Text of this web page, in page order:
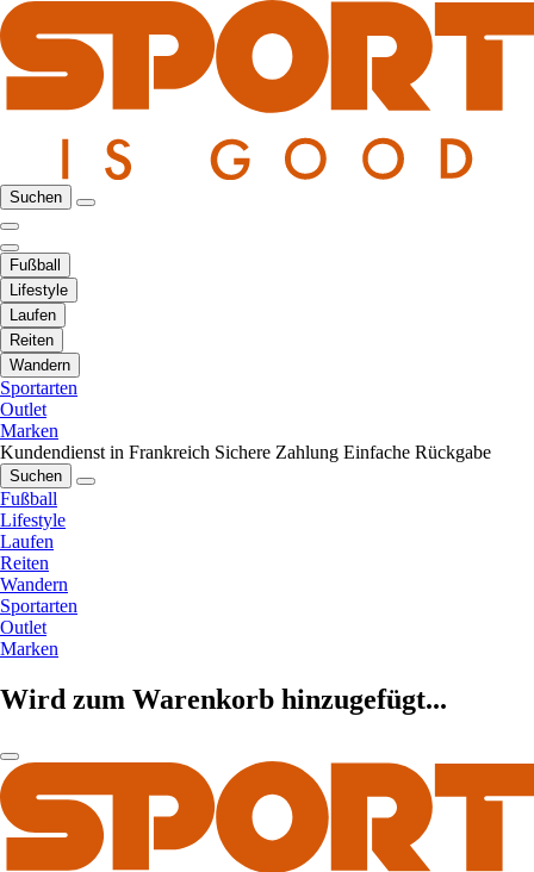
Suchen
Fußball
Lifestyle
Laufen
Reiten
Wandern
Sportarten
Outlet
Marken
Kundendienst in Frankreich Sichere Zahlung Einfache Rückgabe
Suchen
Fußball
Lifestyle
Laufen
Reiten
Wandern
Sportarten
Outlet
Marken
Wird zum Warenkorb hinzugefügt...